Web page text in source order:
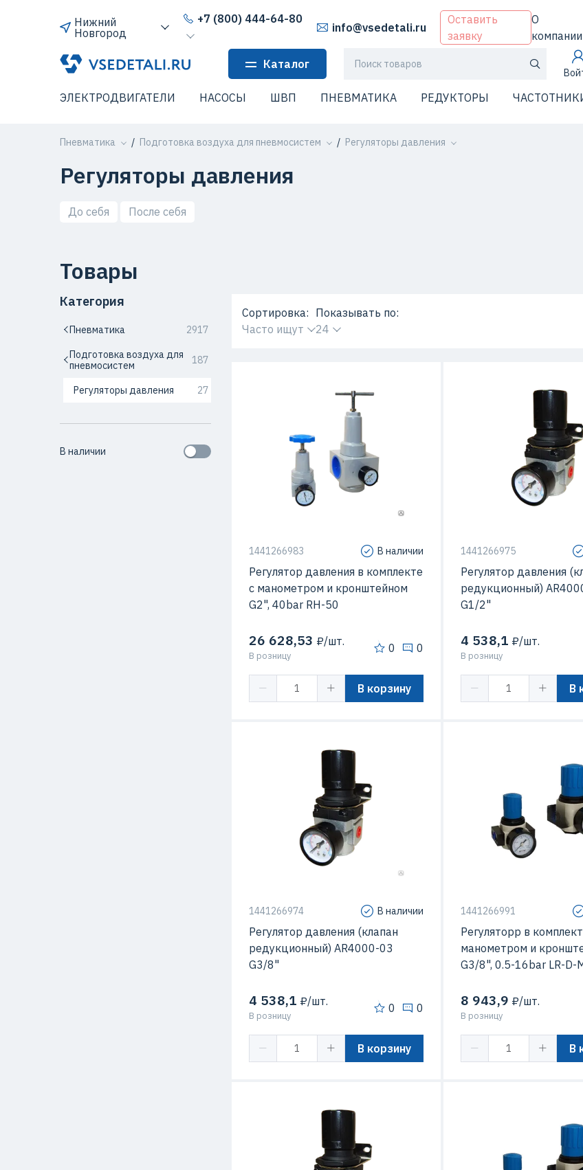
Нижний
Новгород
+7 (800) 444-64-80
info@vsedetali.ru
Оставить
заявку
О
компании
Каталог
ЭЛЕКТРОДВИГАТЕЛИ НАСОСЫ ШВП ПНЕВМАТИКА РЕДУКТОРЫ
Пневматика Подготовка воздуха для пневмосистем Регуляторы давления
Регуляторы давления
До себя После себя
Товары
Категория
Пневматика
2917
Подготовка воздуха для
пневмосистем
187
Регуляторы давления 27
В наличии
Сортировка:
Часто ищут
Показывать по:
24
1441266983 В наличии
Регулятор давления в комплекте
с манометром и кронштейном
G2", 40bar RH-50
26 628,53 ₽/шт.
В розницу
0 0
В корзину
1441266975
Регулятор давления
редукционный)
G1/2"
4 538,1 ₽/шт.
В розницу
В
1441266974 В наличии
Регулятор давления (клапан
редукционный) AR4000-03
G3/8"
4 538,1 ₽/шт.
В розницу
0 0
В корзину
1441266991
Регуляторр в
манометром и
G3/8", 0.5-16bar LR-D-
8 943,9 ₽/шт.
В розницу
В